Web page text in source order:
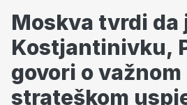
Moskva tvrdi da
Kostjantinivku,
govori o važnom
strateškom